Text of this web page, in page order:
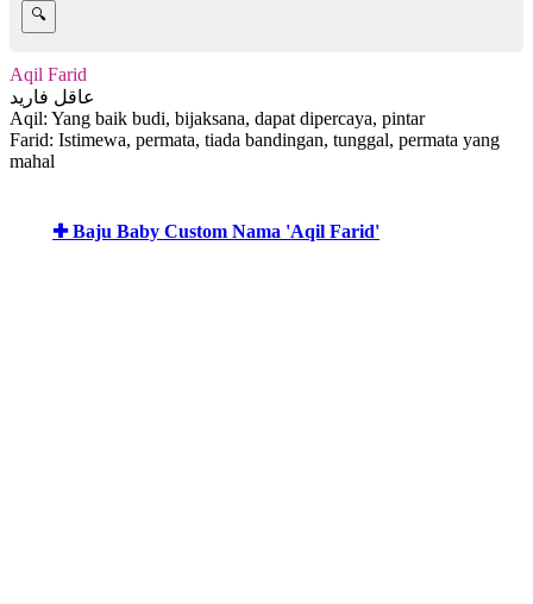
Aqil Farid
عاقل فاريد
Aqil: Yang baik budi, bijaksana, dapat dipercaya, pintar
Farid: Istimewa, permata, tiada bandingan, tunggal, permata yang
mahal
✚ Baju Baby Custom Nama 'Aqil Farid'